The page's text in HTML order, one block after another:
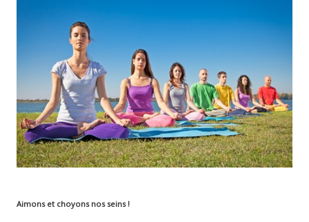
Aimons et choyons nos seins !